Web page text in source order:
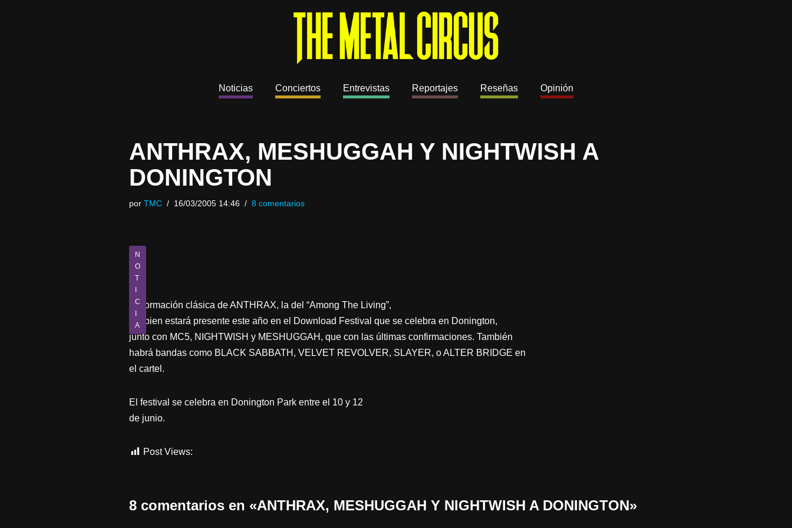
Noticias Conciertos Entrevistas Reportajes Reseñas Opinión
ANTHRAX, MESHUGGAH Y NIGHTWISH A
DONINGTON
por TMC 16/03/2005 14:46 8 comentarios
N
O
T
C
A
La formación clásica de ANTHRAX, la del “Among The Living”,
tambien estará presente este año en el Download Festival que se celebra en Donington,
junto con MC5, NIGHTWISH y MESHUGGAH, que con las últimas confirmaciones. También
habrá bandas como BLACK SABBATH, VELVET REVOLVER, SLAYER, o ALTER BRIDGE en
el cartel.
El festival se celebra en Donington Park entre el 10 y 12
de junio.
Post Views:
8 comentarios en «ANTHRAX, MESHUGGAH Y NIGHTWISH A DONINGTON»